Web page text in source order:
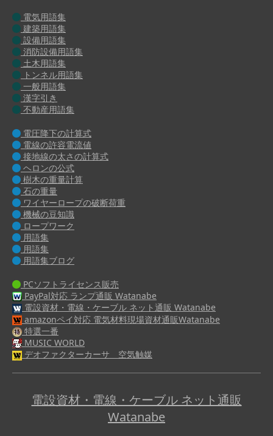
電気用語集
建築用語集
設備用語集
消防設備用語集
土木用語集
トンネル用語集
一般用語集
漢字引き
不動産用語集
電圧降下の計算式
電線の許容電流値
接地線の太さの計算式
ヘロンの公式
樹木の重量計算
石の重量
ワイヤーロープの破断荷重
機械の豆知識
ロープワーク
用語集
用語集
用語集ブログ
PCソフトライセンス販売
PayPal対応 ランプ通販 Watanabe
電設資材・電線・ケーブル ネット通販 Watanabe
amazonペイ対応 電気材料現場資材通販Watanabe
特選一番
MUSIC WORLD
デオファクターカーサ 空気触媒
電設資材・電線・ケーブル ネット通販
Watanabe